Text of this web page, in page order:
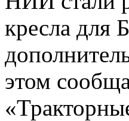
кресла для
этом